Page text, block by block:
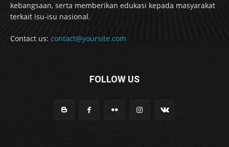
kebangsaan, serta memberikan edukasi kepada masyarakat
terkait isu-isu nasional.
Contact us: contact@yoursite.com
FOLLOW US